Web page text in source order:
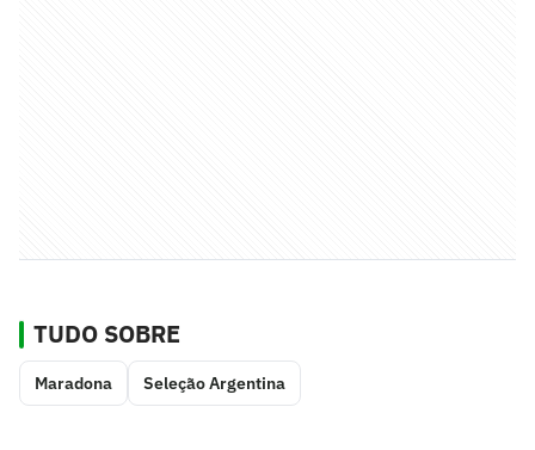
TUDO SOBRE
Maradona Seleção Argentina